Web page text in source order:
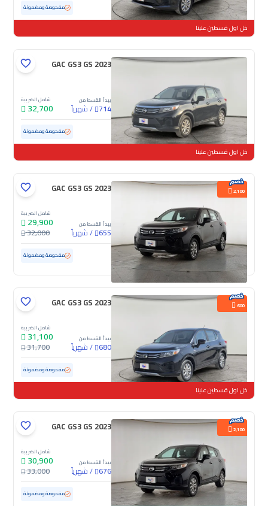
مستعملة 103,146 كم مفحوصة ومضمونة
خل اول قسطين علينا
GAC GS3 GS 2023
يبدأ القسط من
714
/شهرياً
شامل الضريبة
32,700
مستعملة 102,495 كم مفحوصة ومضمونة
خل اول قسطين علينا
2,100
GAC GS3 GS 2023
يبدأ القسط من
655
/شهرياً
شامل الضريبة
29,900
32,000
مستعملة 100,091 كم مفحوصة ومضمونة
600
GAC GS3 GS 2023
يبدأ القسط من
680
/شهرياً
شامل الضريبة
31,100
31,700
مستعملة 55,845 كم مفحوصة ومضمونة
خل اول قسطين علينا
2,100
GAC GS3 GS 2023
يبدأ القسط من
676
/شهرياً
شامل الضريبة
30,900
33,000
مستعملة 109,970 كم مفحوصة ومضمونة